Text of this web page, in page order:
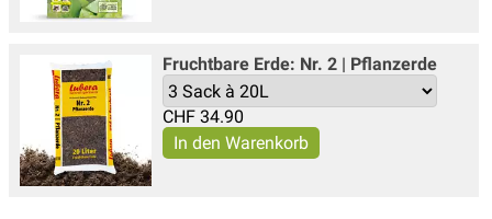
Fruchtbare Erde: Nr. 2 | Pflanzerde
CHF 34.90